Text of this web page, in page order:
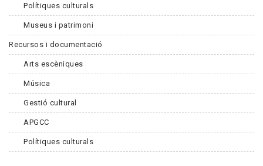
Polítiques culturals
Museus i patrimoni
Recursos i documentació
Arts escèniques
Música
Gestió cultural
APGCC
Polítiques culturals